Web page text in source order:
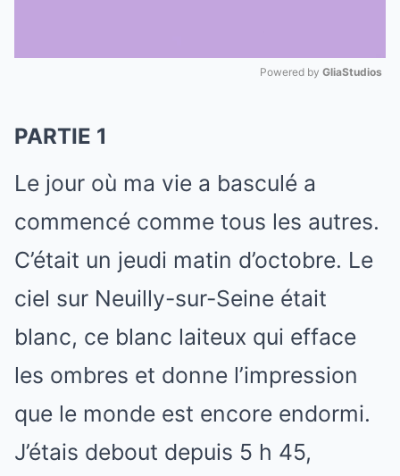
Powered by GliaStudios
PARTIE 1
Le jour où ma vie a basculé a
commencé comme tous les autres.
C’était un jeudi matin d’octobre. Le
ciel sur Neuilly-sur-Seine était
blanc, ce blanc laiteux qui efface
les ombres et donne l’impression
que le monde est encore endormi.
J’étais debout depuis 5 h 45,